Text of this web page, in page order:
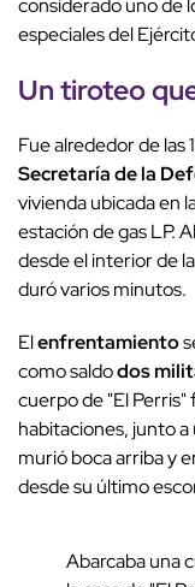
considerado uno de
especiales del
Untiroteo
Fue alrededor de las
Secretaría de la
vivienda ubicada en
estación de gas LP.
desde el interior de
duró varios minutos.
Elenfrentamiento
como saldodos
cuerpo de "El Perris"
habitaciones, junto
murió boca arriba y
desde su último
Abarcaba una